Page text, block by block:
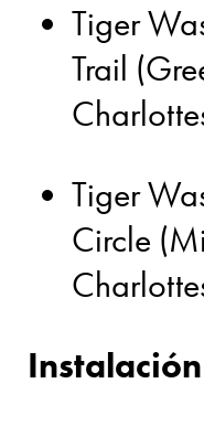
Tiger
Trail
Tiger
Circle